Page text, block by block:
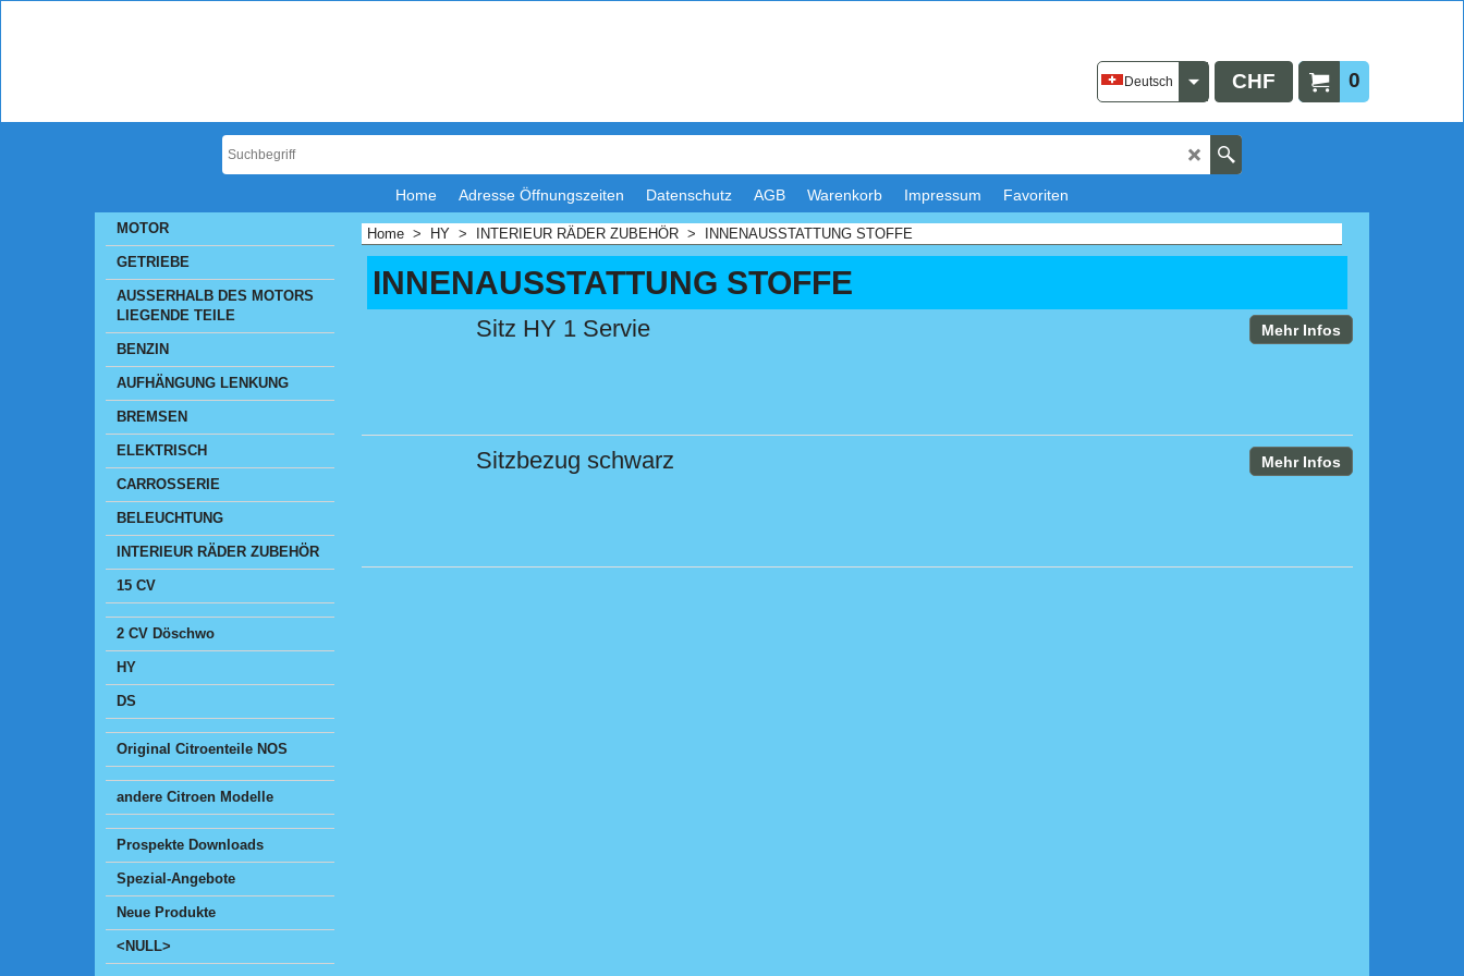
0
CHF
Deutsch
Home Adresse Öffnungszeiten Datenschutz AGB Warenkorb Impressum Favoriten
MOTOR
GETRIEBE
AUSSERHALB DES MOTORS
LIEGENDE TEILE
BENZIN
AUFHÄNGUNG LENKUNG
BREMSEN
ELEKTRISCH
CARROSSERIE
BELEUCHTUNG
INTERIEUR RÄDER ZUBEHÖR
15 CV
2 CV Döschwo
HY
DS
Original Citroenteile NOS
andere Citroen Modelle
Prospekte Downloads
Spezial-Angebote
Neue Produkte
<NULL>
Home > HY > INTERIEUR RÄDER ZUBEHÖR > INNENAUSSTATTUNG STOFFE
INNENAUSSTATTUNG STOFFE
Sitz HY 1 Servie Mehr Infos
Sitzbezug schwarz Mehr Infos